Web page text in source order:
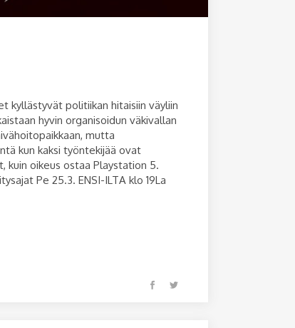
kyllästyvät politiikan hitaisiin väyliin
hyvin organisoidun väkivallan
mutta
kun kaksi työntekijää ovat
kuin oikeus ostaa Playstation 5.
Pe 25.3. ENSI-ILTA klo 19La